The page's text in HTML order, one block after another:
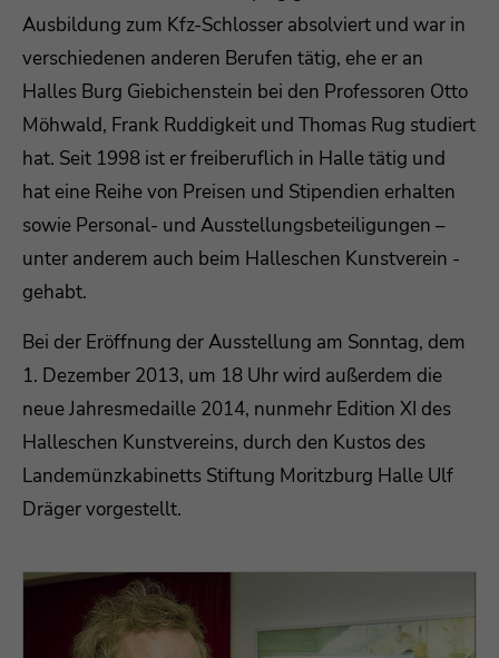
Drop us a line
info@yourdomain.com
About us
Lorem ipsum dolor sit amet, consectetuer
adipiscing elit.
Aenean commodo ligula eget dolor. Aenean
massa. Cum sociis natoque penatibus et magnis
dis parturient montes, nascetur ridiculus mus.
Donec quam felis, ultricies nec.
Ausbildung zum Kfz-Schlosser absolviert und war in
verschiedenen anderen Berufen tätig, ehe er an
Halles Burg Giebichenstein bei den Professoren Otto
Möhwald, Frank Ruddigkeit und Thomas Rug studiert
hat. Seit 1998 ist er freiberuflich in Halle tätig und
hat eine Reihe von Preisen und Stipendien erhalten
sowie Personal- und Ausstellungsbeteiligungen –
unter anderem auch beim Halleschen Kunstverein -
gehabt.
Bei der Eröffnung der Ausstellung am Sonntag, dem
1. Dezember 2013, um 18 Uhr wird außerdem die
neue Jahresmedaille 2014, nunmehr Edition XI des
Halleschen Kunstvereins, durch den Kustos des
Landemünzkabinetts Stiftung Moritzburg Halle Ulf
Dräger vorgestellt.